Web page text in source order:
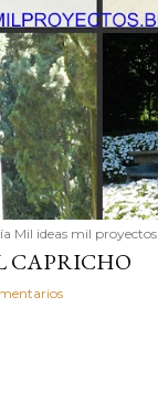
Mil ideas mil proyectos
CAPRICHO